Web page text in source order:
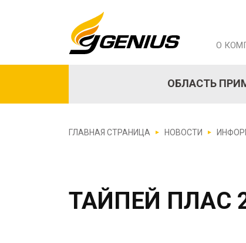
О
ОБЛАСТЬ
ГЛАВНАЯ СТРАНИЦА НОВОСТИ
ТАЙПЕЙ ПЛАС